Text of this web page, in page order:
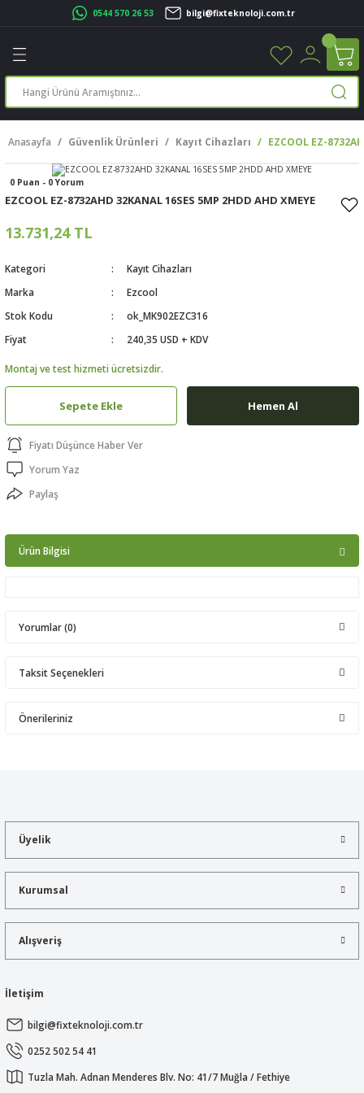
0544 570 26 53 bilgi@fixteknoloji.com.tr
Geri Dön
Geri Dön
Geri Dön
Yazıcı
Geri Dön
Geri Dön
Geri Dön
Geri Dön
Geri Dön
Anasayfa Güvenlik Ürünleri Kayıt Cihazları EZCOOL EZ-
0 Puan - 0 Yorum
EZCOOL EZ-8732AHD 32KANAL 16SES 5MP 2HDD AHD XMEYE
13.731,24 TL
Kategori
Kayıt Cihazları
Marka
Ezcool
Stok Kodu
ok_MK902EZC316
Fiyat
240,35 USD + KDV
Montaj ve test hizmeti ücretsizdir.
Sepete Ekle Hemen Al
Fiyatı Düşünce Haber Ver
Yorum Yaz
Paylaş
Ürün Bilgisi
Yorumlar (0)
Taksit Seçenekleri
Önerileriniz
Ürün açıklamasında eksik bilgiler bulunuyor.
Ürün bilgilerinde hatalar bulunuyor.
Bu ürüne benzer farklı alternatifler olmalı.
Üyelik
Kurumsal
Alışveriş
İletişim
bilgi@fixteknoloji.com.tr
0252 502 54 41
Tuzla Mah. Adnan Menderes Blv. No: 41/7 Muğla / Fethiye